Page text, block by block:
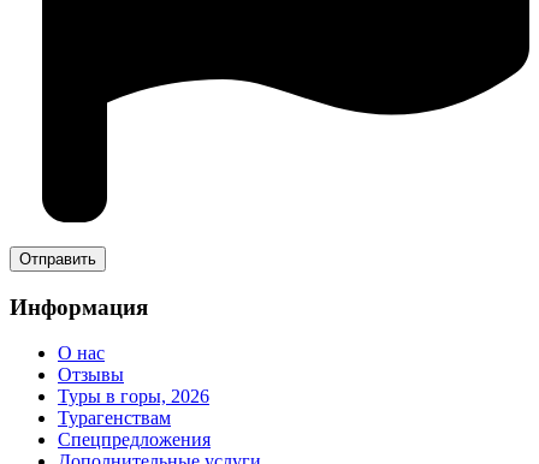
Информация
О нас
Отзывы
Туры в горы, 2026
Турагенствам
Спецпредложения